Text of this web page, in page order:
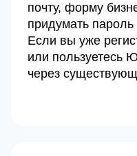
почту, форму
придумать пароль
Если вы уже
или пользуетесь
через